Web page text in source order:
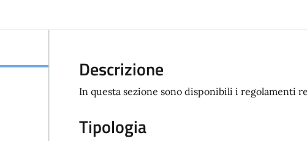
Descrizione
In questa sezione sono disponibili i regolamenti
Tipologia